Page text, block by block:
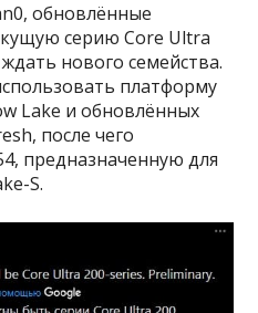
обновлённые
серию Core Ultra
нового семейства.
платформу
Lake и обновлённых
после чего
предназначенную для
S.